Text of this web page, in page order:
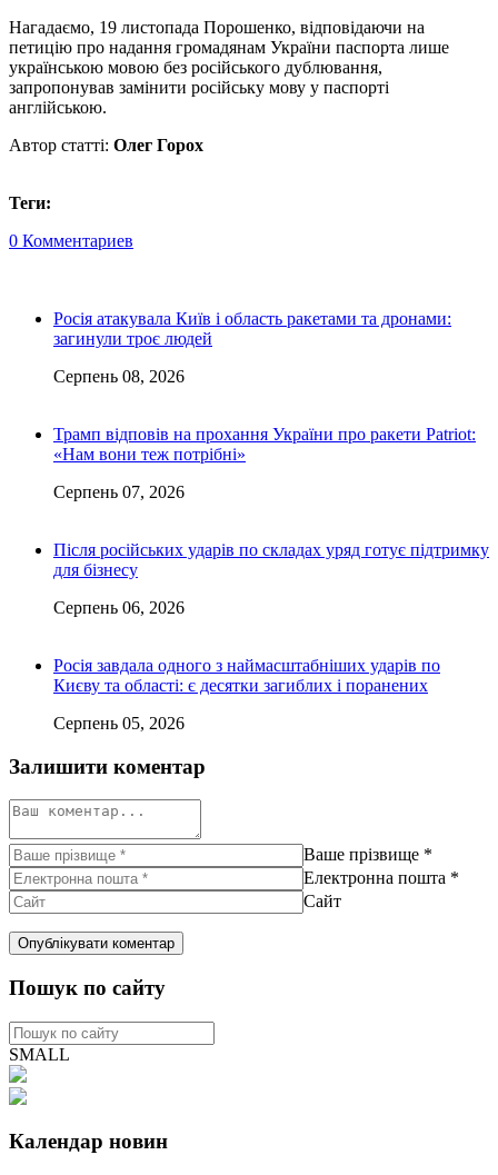
Нагадаємо, 19 листопада Порошенко, відповідаючи на
петицію про надання громадянам України паспорта лише
українською мовою без російського дублювання,
запропонував замінити російську мову у паспорті
англійською.
Автор статті: Олег Горох
Теги:
0 Комментариев
Росія атакувала Київ і область ракетами та дронами:
загинули троє людей
Серпень 08, 2026
Трамп відповів на прохання України про ракети Patriot:
«Нам вони теж потрібні»
Серпень 07, 2026
Після російських ударів по складах уряд готує підтримку
для бізнесу
Серпень 06, 2026
Росія завдала одного з наймасштабніших ударів по
Києву та області: є десятки загиблих і поранених
Серпень 05, 2026
Залишити коментар
Ваше прізвище *
Електронна пошта *
Сайт
Пошук по сайту
SMALL
Календар новин